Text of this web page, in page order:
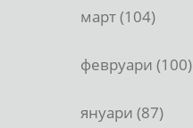
март (104)
февруари (100)
януари (87)